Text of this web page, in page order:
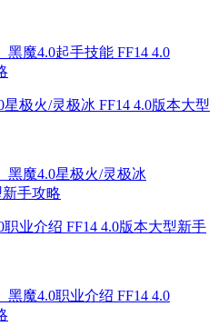
星极火/灵极冰 FF14 4.0版本大型
职业介绍 FF14 4.0版本大型新手